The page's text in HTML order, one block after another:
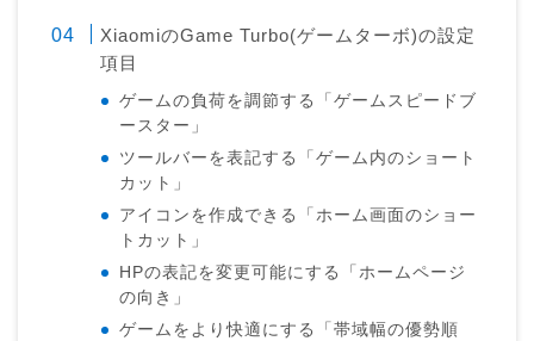
XiaomiのGame Turbo(ゲームターボ)の設定
項目
ゲームの負荷を調節する「ゲームスピードブ
ースター」
ツールバーを表記する「ゲーム内のショート
カット」
アイコンを作成できる「ホーム画面のショー
トカット」
HPの表記を変更可能にする「ホームページ
の向き」
ゲームをより快適にする「帯域幅の優勢順